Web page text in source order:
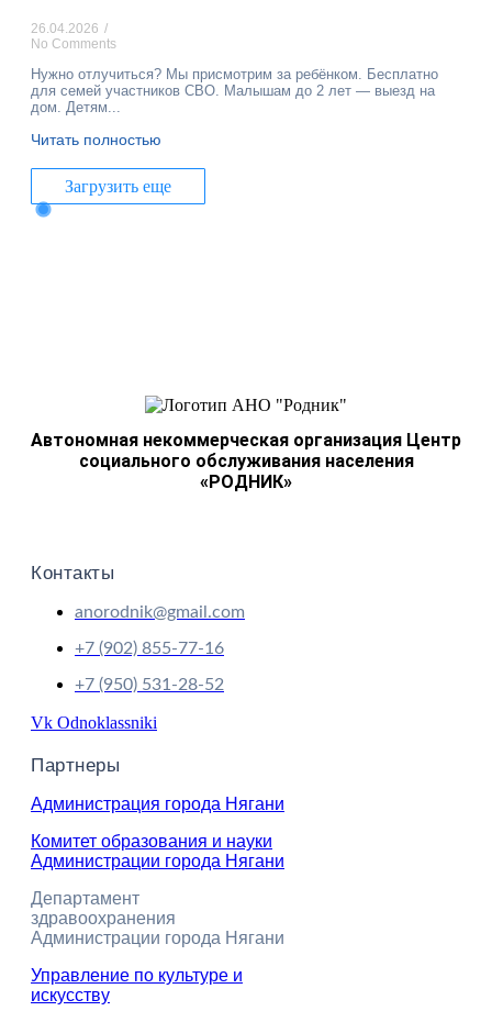
26.04.2026 /
No Comments
Нужно отлучиться? Мы присмотрим за ребёнком. Бесплатно
для семей участников СВО. Малышам до 2 лет — выезд на
дом. Детям...
Читать полностью
Загрузить еще
Автономная некоммерческая организация Центр
социального обслуживания населения
«РОДНИК»
Контакты
anorodnik@gmail.com
+7 (902) 855-77-16
+7 (950) 531-28-52
Vk Odnoklassniki
Партнеры
Администрация города Нягани
Комитет образования и науки
Администрации города Нягани
Департамент
здравоохранения
Администрации города Нягани
Управление по культуре и
искусству